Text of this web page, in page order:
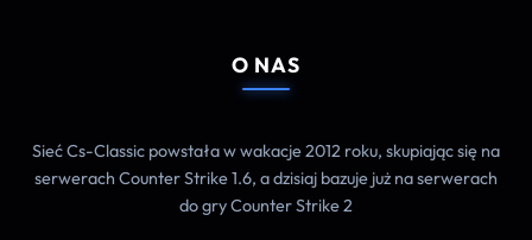
O NAS
Sieć Cs-Classic powstała w wakacje 2012 roku, skupiając się na
serwerach Counter Strike 1.6, a dzisiaj bazuje już na serwerach
do gry Counter Strike 2